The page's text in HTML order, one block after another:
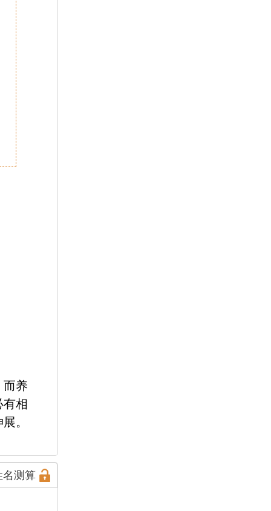
而养
相
。
名测算